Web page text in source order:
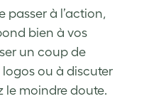
passer à l’action,
bien à vos
un coup de
ou à discuter
le moindre doute.